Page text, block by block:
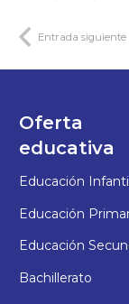
Entrada siguiente
Oferta
educativa
Educación
Educación
Educación
Bachillerato